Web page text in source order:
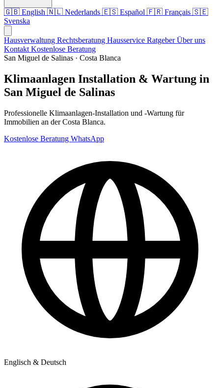
🇬🇧 English 🇳🇱 Nederlands 🇪🇸 Español 🇫🇷 Français 🇸🇪
Svenska
Hausverwaltung Rechtsberatung Hausservice RatgeberÜber uns
Kontakt Kostenlose Beratung
San Miguel de Salinas · Costa Blanca
Klimaanlagen Installation & Wartung in
San Miguel de Salinas
Professionelle Klimaanlagen-Installation und -Wartung für
Immobilien an der Costa Blanca.
Kostenlose Beratung WhatsApp
Englisch & Deutsch